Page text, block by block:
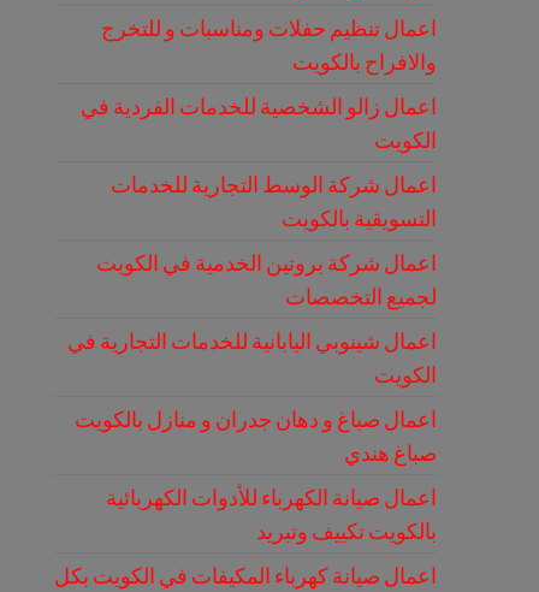
اعمال تنظيم حفلات ومناسبات و للتخرج
والافراح بالكويت
اعمال زالو الشخصية للخدمات الفردية في
الكويت
اعمال شركة الوسط التجارية للخدمات
التسويقية بالكويت
اعمال شركة بروتين الخدمية في الكويت
لجميع التخصصات
اعمال شينوبي اليابانية للخدمات التجارية في
الكويت
اعمال صباغ و دهان جدران و منازل بالكويت
صباغ هندي
اعمال صيانة الكهرباء للأدوات الكهربائية
بالكويت تكييف وتبريد
اعمال صيانة كهرباء المكيفات في الكويت بكل